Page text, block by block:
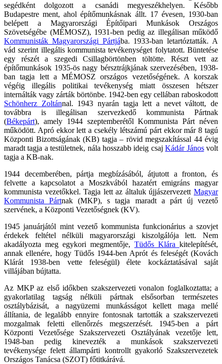
segédként dolgozott a csanádi megyeszékhelyen. Később
Budapestre ment, ahol építőmunkásnak állt. 17 évesen, 1930-ban
belépett a Magyarországi Építőipari Munkások Országos
Szövetségébe (MÉMOSZ), 1931-ben pedig az illegálisan működő
Kommunisták Magyarországi Pártjába. 1933-ban letartóztatták. A
vád szerint illegális kommunista tevékenységet folytatott. Büntetése
egy részét a szegedi Csillagbörtönben töltötte. Részt vett az
építőmunkások 1935-ös nagy bérsztrájkjának szervezésében, 1938-
ban tagja lett a MÉMOSZ országos vezetőségének. A korszak
végéig illegális politikai tevékenység miatt összesen hétszer
internálták vagy zárták börtönbe. 1942-ben egy cellában raboskodott
Schönherz Zoltánnal. 1943 nyarán tagja lett a nevet váltott, de
továbbra is illegálisan szervezkedő kommunista Pártnak
(Békepárt), amely 1944 szeptemberétől Kommunista Párt néven
működött. Apró ekkor lett a csekély létszámú párt ekkor már 8 tagú
Központi Bizottságának (KB) tagja – rövid megszakítással 44 évig
maradt tagja a testületnek, nála hosszabb ideig csajKádár Jánosvolt
tagja a KB-nak.
1944 decemberében, pártja megbízásából, átjutott a fronton, és
felvette a kapcsolatot a Moszkvából hazatért emigráns magyar
kommunista vezetőkkel. Tagja lett az általuk újjászervezett Magyar
Kommunista Pártnak (MKP), s tagja maradt a párt új vezető
szervének, a Központi Vezetőségnek (KV).
1945 januárjától mint vezető kommunista funkcionárius a szovjet
érdekek feltétel nélküli magyarországi kiszolgálója lett. Nem
akadályozta meg egykori megmentője, Tüdős Klára kitelepítését,
annak ellenére, hogy Tüdős 1944-ben Aprót és feleségét (Kovách
Klárát 1938-ben vette feleségül) élete kockáztatásával saját
villájában bújtatta.
Az MKP az első időkben szakszervezeti vonalon foglalkoztatta; a
gyakorlatilag tagság nélküli pártnak elsősorban természetes
osztálybázisát, a nagyüzemi munkásságot kellett maga mellé
állítania, de legalább ennyire fontosnak tartották a szakszervezeti
mozgalmak feletti ellenőrzés megszerzését. 1945-ben a párt
Központi Vezetősége Szakszervezeti Osztályának vezetője lett,
1948-ban pedig kinevezték a munkások szakszervezeti
tevékenysége felett állampárti kontrollt gyakorló Szakszervezetek
Országos Tanácsa (SZOT) főtitkárává.